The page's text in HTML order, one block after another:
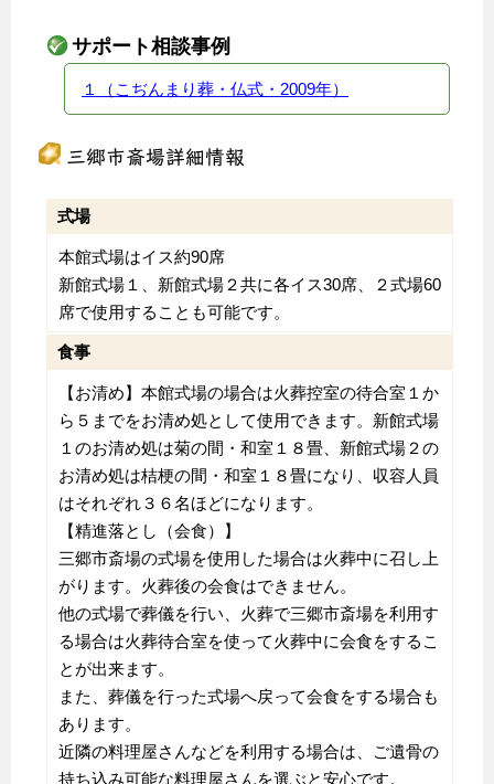
サポート相談事例
１（こぢんまり葬・仏式・2009年）
三郷市斎場詳細情報
式場
本館式場はイス約90席
新館式場１、新館式場２共に各イス30席、２式場60
席で使用することも可能です。
食事
【お清め】本館式場の場合は火葬控室の待合室１か
ら５までをお清め処として使用できます。新館式場
１のお清め処は菊の間・和室１８畳、新館式場２の
お清め処は桔梗の間・和室１８畳になり、収容人員
はそれぞれ３６名ほどになります。
【精進落とし（会食）】
三郷市斎場の式場を使用した場合は火葬中に召し上
がります。火葬後の会食はできません。
他の式場で葬儀を行い、火葬で三郷市斎場を利用す
る場合は火葬待合室を使って火葬中に会食をするこ
とが出来ます。
また、葬儀を行った式場へ戻って会食をする場合も
あります。
近隣の料理屋さんなどを利用する場合は、ご遺骨の
持ち込み可能な料理屋さんを選ぶと安心です。